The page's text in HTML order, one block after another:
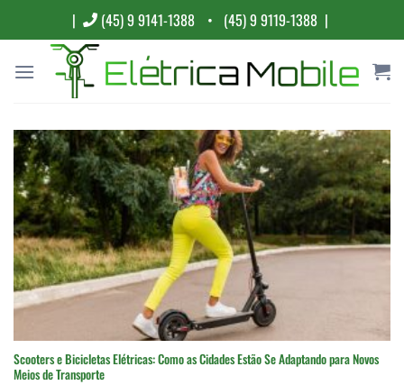
| (45) 9 9141-1388 • (45) 9 9119-1388 |
Scooters e Bicicletas Elétricas: Como as Cidades Estão Se Adaptando para Novos
Meios de Transporte